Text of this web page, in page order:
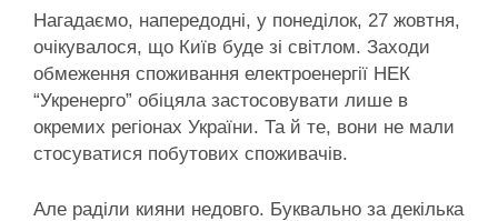
Нагадаємо, напередодні, у понеділок, 27 жовтня,
очікувалося, що Київ буде зі світлом. Заходи
обмеження споживання електроенергії НЕК
“Укренерго” обіцяла застосовувати лише в
окремих регіонах України. Та й те, вони не мали
стосуватися побутових споживачів.
Але раділи кияни недовго. Буквально за декілька